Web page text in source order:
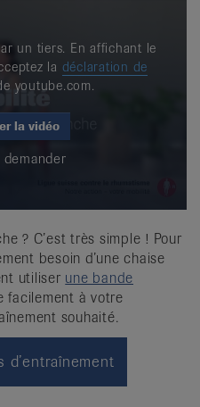
un tiers. En affichant le
la déclaration de
youtube.com.
la vidéo
? C’est très simple ! Pour
besoin d’une chaise
utiliser une bande
facilement à votre
souhaité.
d’entraînement